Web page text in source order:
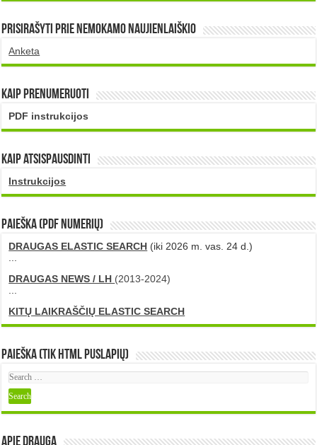
Prisirašyti prie nemokamo naujienlaiškio
Anketa
Kaip prenumeruoti
PDF instrukcijos
Kaip atsispausdinti
Instrukcijos
PAIEŠKA (PDF numerių)
DRAUGAS ELASTIC SEARCH (iki 2026 m. vas. 24 d.)
...
DRAUGAS NEWS / LH (2013-2024)
...
KITŲ LAIKRAŠČIŲ ELASTIC SEARCH
Paieška (tik HTML puslapių)